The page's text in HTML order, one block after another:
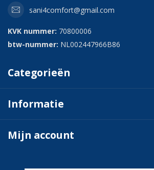
sani4comfort@gmail.com
KVK nummer: 70800006
btw-nummer: NL002447966B86
Categorieën
Informatie
Mijn account